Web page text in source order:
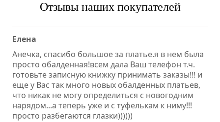
Отзывы наших покупателей
Елена
Анечка, спасибо большое за платье.я в нем была
просто обалденная!всем дала Ваш телефон т.ч.
готовьте записную книжку принимать заказы!!! и
еще у Вас так много новых обалденных платьев,
что никак не могу определиться с новогодним
нарядом...а теперь уже и с туфелькам к ниму!!!
просто разбегаются глазки))))))